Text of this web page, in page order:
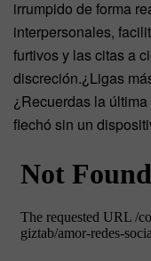
irrumpido de forma
interpersonales,
furtivos y las citas a
discreción.¿Ligas
¿Recuerdas la
flechó sin un